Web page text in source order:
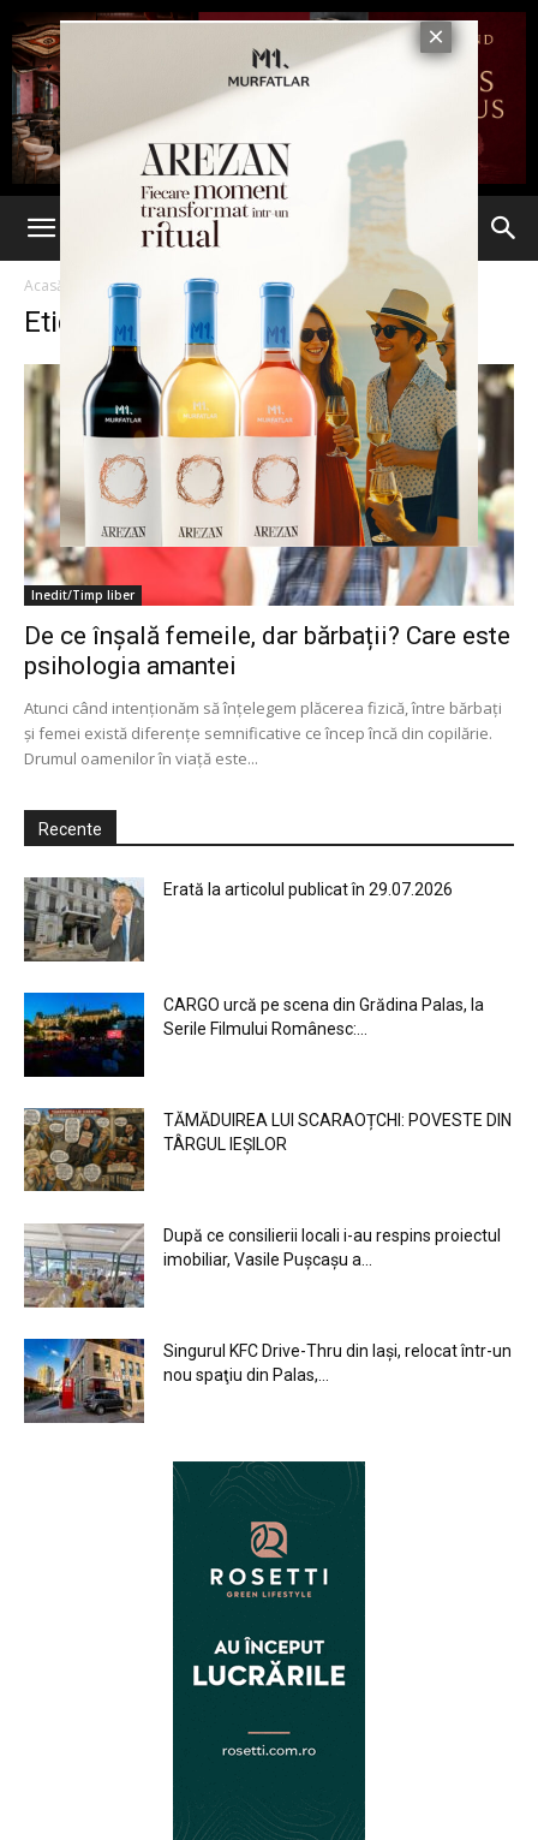
Acasă Etichete Psihologia amantei
Etichetă: psihologia amantei
Inedit/Timp liber
De ce înșală femeile, dar bărbații? Care este
psihologia amantei
Atunci când intenționăm să înțelegem plăcerea fizică, între bărbați
și femei există diferențe semnificative ce încep încă din copilărie.
Drumul oamenilor în viață este...
Recente
Erată la articolul publicat în 29.07.2026
CARGO urcă pe scena din Grădina Palas, la
Serile Filmului Românesc:...
TĂMĂDUIREA LUI SCARAOȚCHI: POVESTE DIN
TÂRGUL IEȘILOR
După ce consilierii locali i-au respins proiectul
imobiliar, Vasile Pușcașu a...
Singurul KFC Drive-Thru din Iași, relocat într-un
nou spaţiu din Palas,...